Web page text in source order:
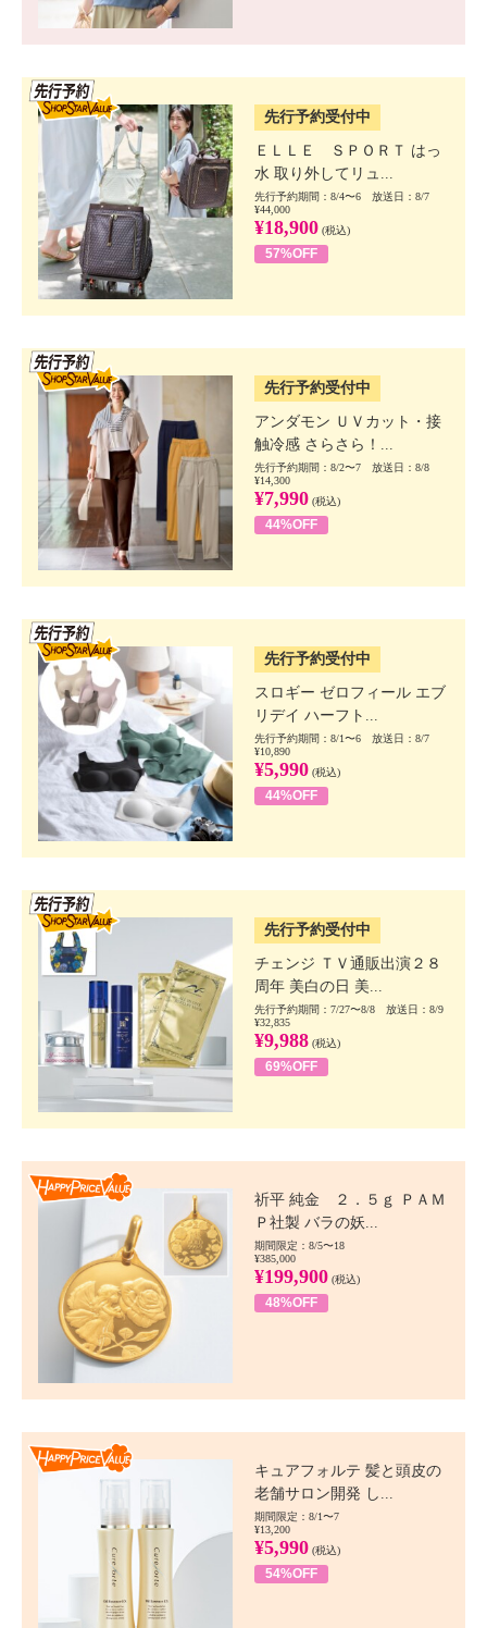
先行予約受付中
ＥＬＬＥ ＳＰＯＲＴ はっ
水 取り外してリュ...
先行予約期間：8/4〜6 放送日：8/7
¥44,000
¥18,900 (税込)
57%OFF
先行予約受付中
アンダモン ＵＶカット・接
触冷感 さらさら！...
先行予約期間：8/2〜7 放送日：8/8
¥14,300
¥7,990 (税込)
44%OFF
先行予約受付中
スロギー ゼロフィール エブ
リデイ ハーフト...
先行予約期間：8/1〜6 放送日：8/7
¥10,890
¥5,990 (税込)
44%OFF
先行予約受付中
チェンジ ＴＶ通販出演２８
周年 美白の日 美...
先行予約期間：7/27〜8/8 放送日：8/9
¥32,835
¥9,988 (税込)
69%OFF
祈平 純金 ２．５ｇ ＰＡＭ
Ｐ社製 バラの妖...
期間限定：8/5〜18
¥385,000
¥199,900 (税込)
48%OFF
キュアフォルテ 髪と頭皮の
老舗サロン開発 し...
期間限定：8/1〜7
¥13,200
¥5,990 (税込)
54%OFF